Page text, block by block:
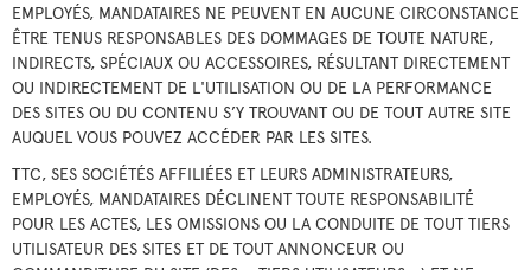
EMPLOYÉS, MANDATAIRES NE PEUVENT EN AUCUNE CIRCONSTANCE
ÊTRE TENUS RESPONSABLES DES DOMMAGES DE TOUTE NATURE,
INDIRECTS, SPÉCIAUX OU ACCESSOIRES, RÉSULTANT DIRECTEMENT
OU INDIRECTEMENT DE L'UTILISATION OU DE LA PERFORMANCE
DES SITES OU DU CONTENU S’Y TROUVANT OU DE TOUT AUTRE SITE
AUQUEL VOUS POUVEZ ACCÉDER PAR LES SITES.
TTC, SES SOCIÉTÉS AFFILIÉES ET LEURS ADMINISTRATEURS,
EMPLOYÉS, MANDATAIRES DÉCLINENT TOUTE RESPONSABILITÉ
POUR LES ACTES, LES OMISSIONS OU LA CONDUITE DE TOUT TIERS
UTILISATEUR DES SITES ET DE TOUT ANNONCEUR OU